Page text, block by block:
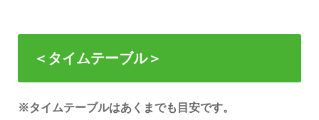
＜タイムテーブル＞
※タイムテーブルはあくまでも目安です。